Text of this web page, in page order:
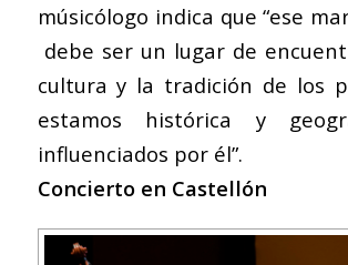
músicólogo indica que “ese
debe ser un lugar de
cultura y la tradición de los
estamos histórica y
influenciados por él”.
Concierto en Castellón